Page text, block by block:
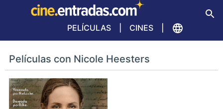
PELÍCULAS CINES
Películas con Nicole Heesters